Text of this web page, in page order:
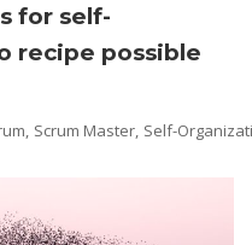
for self-
recipe possible
, Scrum Master, Self-